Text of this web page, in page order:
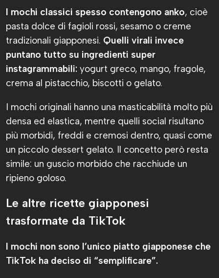
I mochi classici spesso contengono anko, cioè
pasta dolce di fagioli rossi, sesamo o creme
tradizionali giapponesi. Quelli virali invece
puntano tutto su ingredienti super
instagrammabili: yogurt greco, mango, fragole,
crema al pistacchio, biscotti o gelato.
I mochi originali hanno una masticabilità molto più
densa ed elastica, mentre quelli social risultano
più morbidi, freddi e cremosi dentro, quasi come
un piccolo dessert gelato. Il concetto però resta
simile: un guscio morbido che racchiude un
ripieno goloso.
Le altre ricette giapponesi
trasformate da TikTok
I mochi non sono l’unico piatto giapponese che
TikTok ha deciso di “semplificare”.